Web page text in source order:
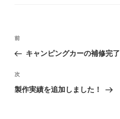
投
ナ
ビ
ゲ
前
の
稿
前
キャンピングカーの補修完了
次
の
次
製作実績を追加しました！